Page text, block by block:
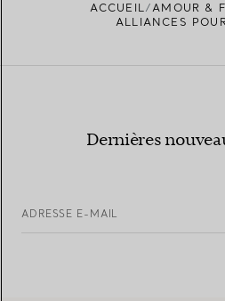
ACCUEIL
AMOUR &
ALLIANCES
Dernières
ADRESSE E-MAIL